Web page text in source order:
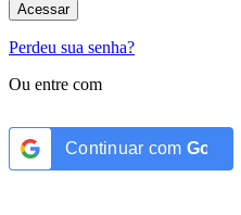
Acessar
Perdeu sua senha?
Ou entre com
Continuar com Google